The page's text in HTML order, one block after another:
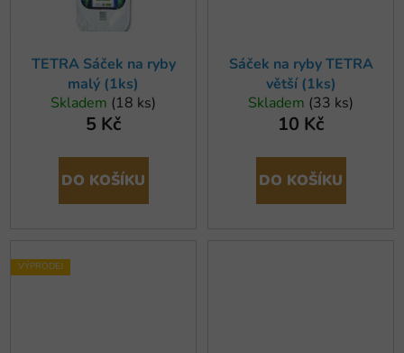
TETRA Sáček na ryby
malý (1ks)
Skladem (18 ks)
5 Kč
DO KOŠÍKU
Sáček na ryby TETRA
větší (1ks)
Skladem (33 ks)
10 Kč
DO KOŠÍKU
VÝPRODEJ